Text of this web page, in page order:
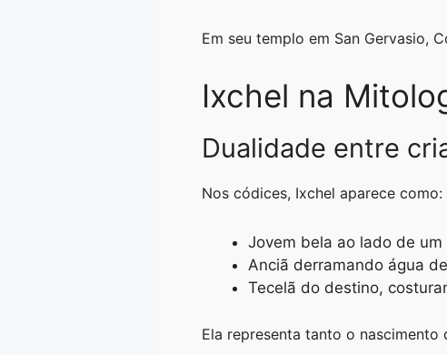
Em seu templo em San Gervasio,
Ixchel na
Dualidade entre
Nos códices, Ixchel aparece como:
Jovem bela ao lado de
Anciã derramando água
Tecelã do destino,
Ela representa tanto o